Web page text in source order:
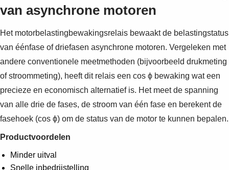
Contacteer ons
Carrière
van asynchrone motoren
Het motorbelastingbewakingsrelais bewaakt de belastingstatus
van éénfase of driefasen asynchrone motoren. Vergeleken met
andere conventionele meetmethoden (bijvoorbeeld drukmeting
of stroommeting), heeft dit relais een cos ϕ bewaking wat een
precieze en economisch alternatief is. Het meet de spanning
van alle drie de fases, de stroom van één fase en berekent de
fasehoek (cos ϕ) om de status van de motor te kunnen bepalen.
Productvoordelen
Minder uitval
Snelle inbedrijstelling